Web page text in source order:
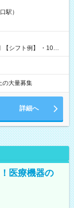
駅）
の大量募集
詳細へ
医療機器の